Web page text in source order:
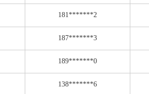
181*******2
187*******3
189*******0
138*******6